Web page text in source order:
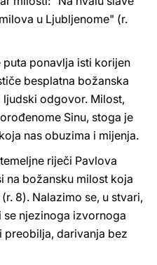
u Ljubljenome" (r.
ponavlja isti korijen
besplatna božanska
odgovor. Milost,
Sinu, stoga je
nas obuzima i mijenja.
riječi Pavlova
na božansku milost koja
8). Nalazimo se, u stvari,
njezinoga izvornoga
preobilja, darivanja bez